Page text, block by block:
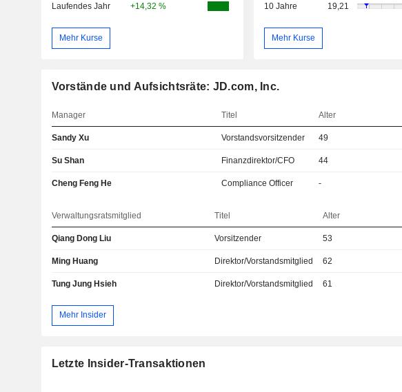
Laufendes Jahr +14,32 %
Mehr Kurse
10 Jahre 19,21
Mehr Kurse
Vorstände und Aufsichtsräte: JD.com, Inc.
Manager Titel Alter
Sandy Xu Vorstandsvorsitzender 49
Su Shan Finanzdirektor/CFO 44
Cheng Feng He Compliance Officer -
Verwaltungsratsmitglied Titel Alter
Qiang Dong Liu Vorsitzender 53
Ming Huang Direktor/Vorstandsmitglied 62
Tung Jung Hsieh Direktor/Vorstandsmitglied 61
Mehr Insider
Letzte Insider-Transaktionen